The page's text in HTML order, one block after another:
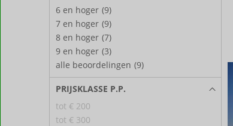
6 en hoger (9)
7 en hoger (9)
8 en hoger (7)
9 en hoger (3)
alle beoordelingen (9)
PRIJSKLASSE P.P.
tot € 200
tot € 300